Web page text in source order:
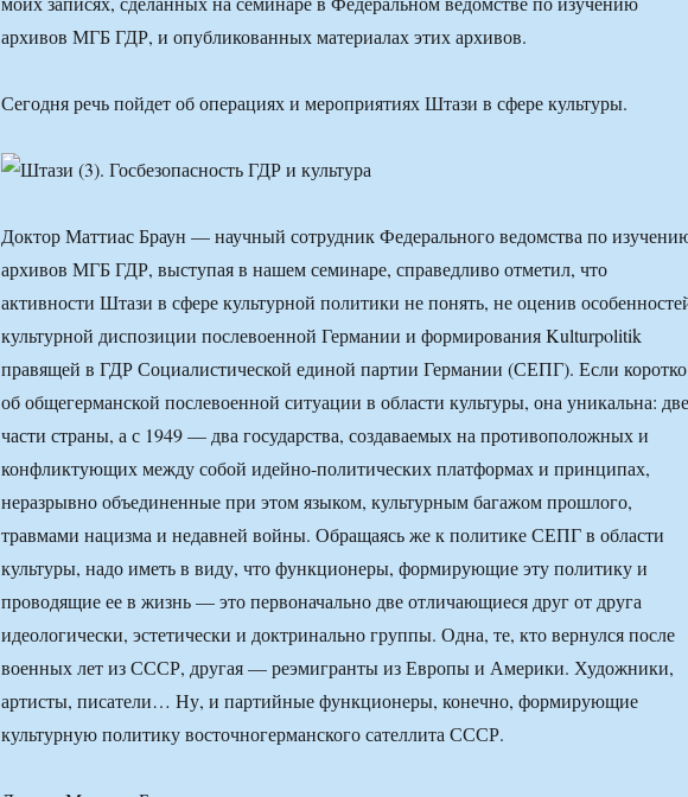
архивов МГБ ГДР, и опубликованных материалах этих архивов.
Сегодня речь пойдет об операциях и мероприятиях Штази в сфере культуры.
Доктор Маттиас Браун — научный сотрудник Федерального ведомства по
архивов МГБ ГДР, выступая в нашем семинаре, справедливо отметил, что
активности Штази в сфере культурной политики не понять, не оценив
культурной диспозиции послевоенной Германии и формирования Kulturpolitik
правящей в ГДР Социалистической единой партии Германии (СЕПГ). Если коротко
об общегерманской послевоенной ситуации в области культуры, она уникальна: две
части страны, а с 1949 — два государства, создаваемых на противоположных и
конфликтующих между собой идейно-политических платформах и принципах,
неразрывно объединенные при этом языком, культурным багажом прошлого,
травмами нацизма и недавней войны. Обращаясь же к политике СЕПГ в области
культуры, надо иметь в виду, что функционеры, формирующие эту политику и
проводящие ее в жизнь — это первоначально две отличающиеся друг от друга
идеологически, эстетически и доктринально группы. Одна, те, кто вернулся после
военных лет из СССР, другая — реэмигранты из Европы и Америки. Художники,
артисты, писатели… Ну, и партийные функционеры, конечно, формирующие
культурную политику восточногерманского сателлита СССР.